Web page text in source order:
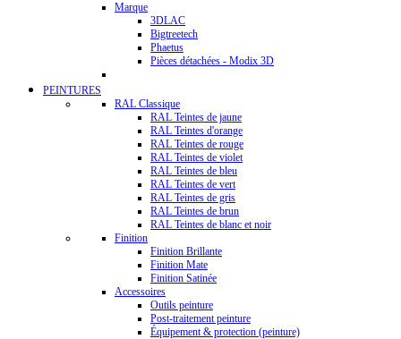
Marque
3DLAC
Bigtreetech
Phaetus
Pièces détachées - Modix 3D
PEINTURES
RAL Classique
RAL Teintes de jaune
RAL Teintes d'orange
RAL Teintes de rouge
RAL Teintes de violet
RAL Teintes de bleu
RAL Teintes de vert
RAL Teintes de gris
RAL Teintes de brun
RAL Teintes de blanc et noir
Finition
Finition Brillante
Finition Mate
Finition Satinée
Accessoires
Outils peinture
Post-traitement peinture
Équipement & protection (peinture)